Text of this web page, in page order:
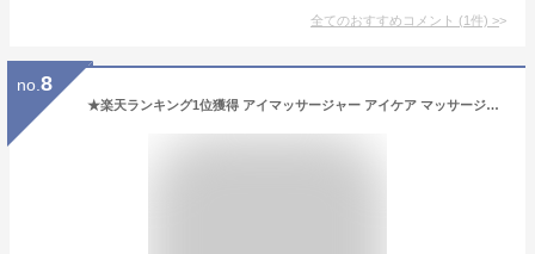
全てのおすすめコメント (1件) >
no. 8
★楽天ランキング1位獲得 アイマッサージャー アイケア マッサージャー 目元マッサージャー アイマッサージ Bluetooth対応 2段階調節 温熱 USB充電式 ホットアイマスク マッサージ器 目元マッサージ